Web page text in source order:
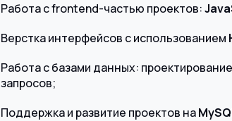
Работа с frontend-частью проектов:
Верстка интерфейсов с использованием
Работа с базами данных:
запросов;
Поддержка и развитие проектов на